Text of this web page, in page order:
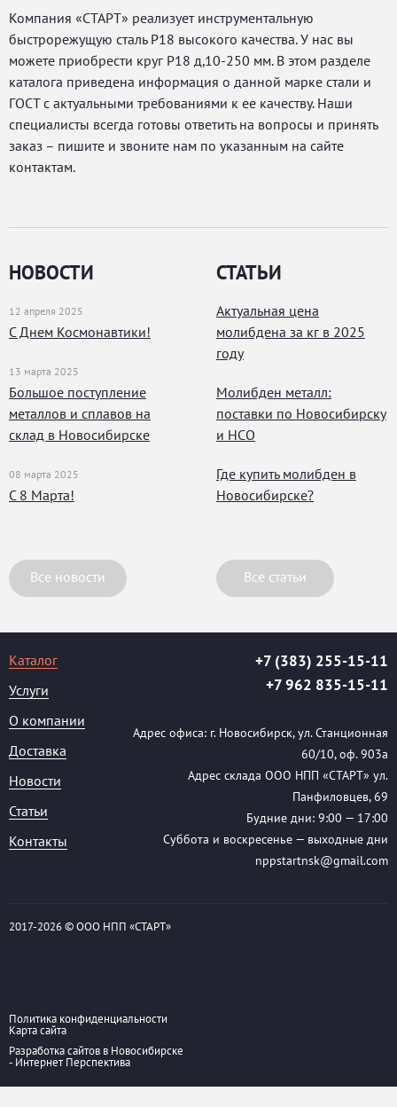
Компания «СТАРТ» реализует инструментальную
быстрорежущую сталь Р18 высокого качества. У нас вы
можете приобрести круг Р18 д,10-250 мм. В этом разделе
каталога приведена информация о данной марке стали и
ГОСТ с актуальными требованиями к ее качеству. Наши
специалисты всегда готовы ответить на вопросы и принять
заказ – пишите и звоните нам по указанным на сайте
контактам.
НОВОСТИ
12 апреля 2025
С Днем Космонавтики!
13 марта 2025
Большое поступление
металлов и сплавов на
склад в Новосибирске
08 марта 2025
С 8 Марта!
Все новости
СТАТЬИ
Актуальная цена
молибдена за кг в 2025
году
Молибден металл:
поставки по Новосибирску
и НСО
Где купить молибден в
Новосибирске?
Все статьи
Каталог
Услуги
О компании
Доставка
Новости
Статьи
Контакты
+7 (383) 255-15-11
+7 962 835-15-11
Адрес офиса: г. Новосибирск, ул. Станционная
60/10, оф. 903а
Адрес склада ООО НПП «СТАРТ» ул.
Панфиловцев, 69
Будние дни: 9:00 — 17:00
Суббота и воскресенье — выходные дни
nppstartnsk@gmail.com
2017-2026 © ООО НПП «СТАРТ»
Политика конфиденциальности
Карта сайта
Разработка сайтов в Новосибирске
- Интернет Перспектива